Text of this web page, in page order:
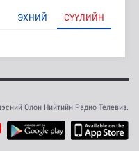
ЭХНИЙ СҮҮЛИЙН
Олон Нийтийн Радио Телевиз.